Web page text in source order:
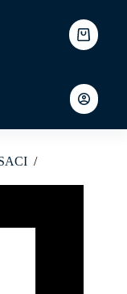
Shopping
cart
/